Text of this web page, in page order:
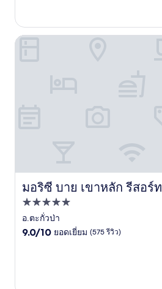
(39
รีวิว)
มอริซี บาย เขาหลัก รีสอร์ท
มอริซี บาย เขาหลัก รีสอร์ท
ที่พัก
5.0
ดาว
อ.ตะกั่วป่า
9.0
9.0/10 ยอดเยี่ยม (575 รีวิว)
มอริซี บาย เขาหลัก รีสอร์ท